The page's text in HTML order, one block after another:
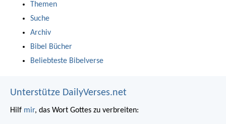
Themen
Suche
Archiv
Bibel Bücher
Beliebteste Bibelverse
Unterstütze DailyVerses.net
Hilf mir, das Wort Gottes zu verbreiten: